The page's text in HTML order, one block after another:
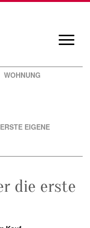
WOHNUNG
EIGENE
die erste